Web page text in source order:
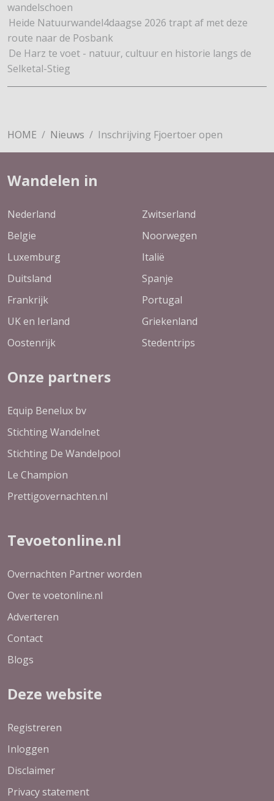
wandelschoen
Heide Natuurwandel4daagse 2026 trapt af met deze
route naar de Posbank
De Harz te voet - natuur, cultuur en historie langs de
Selketal-Stieg
HOME Nieuws Inschrijving Fjoertoer open
Wandelen in
Nederland
Belgie
Luxemburg
Duitsland
Frankrijk
UK en Ierland
Oostenrijk
Zwitserland
Noorwegen
Italië
Spanje
Portugal
Griekenland
Stedentrips
Onze partners
Equip Benelux bv
Stichting Wandelnet
Stichting De Wandelpool
Le Champion
Prettigovernachten.nl
Tevoetonline.nl
Overnachten Partner worden
Over te voetonline.nl
Adverteren
Contact
Blogs
Deze website
Registreren
Inloggen
Disclaimer
Privacy statement